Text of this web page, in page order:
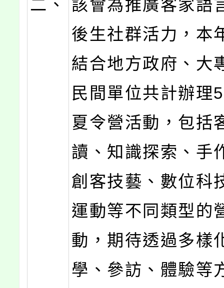
二、
該會為推廣客家語
後生社群活力，本
結合地方政府、大
民間單位共計辦理
夏令營活動，包括
讀、知識探索、手
創客技藝、數位科
運動等不同類型的
動，期待透過多樣
學、參訪、體驗等